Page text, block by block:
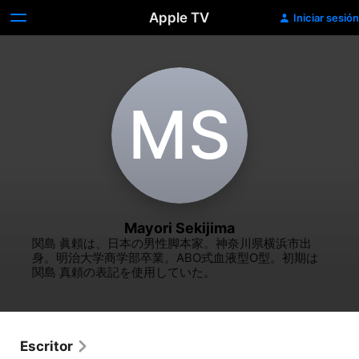
Apple TV Iniciar sesión
M‌S
Mayori Sekijima
関島 眞頼は、日本の男性脚本家。神奈川県横浜市出
身。明治大学商学部卒業。ABO式血液型O型。初期は
関島 真頼の表記を使用していた。
Escritor